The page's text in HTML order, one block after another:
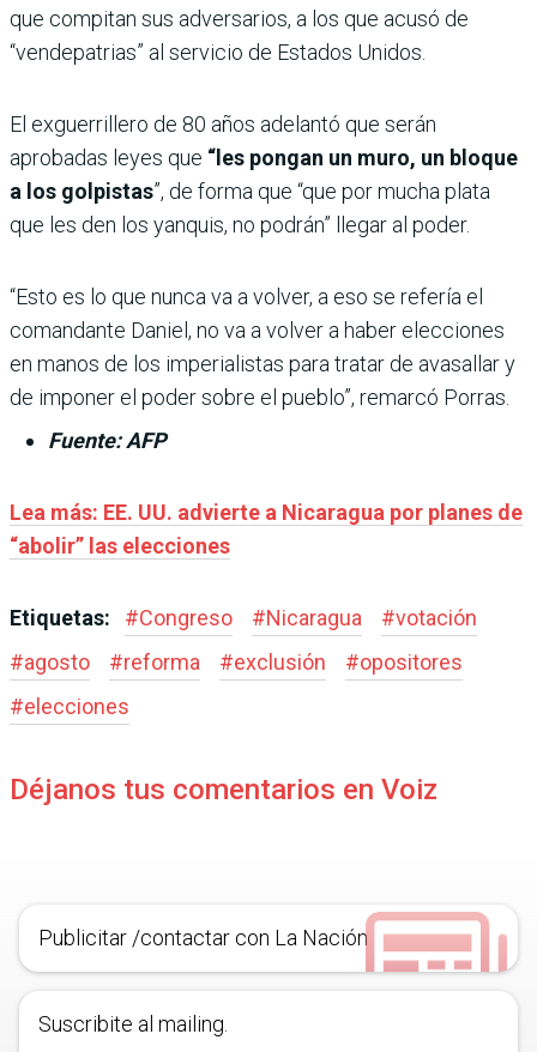
que compitan sus adversarios, a los que acusó de
“vendepatrias” al servicio de Estados Unidos.
El exguerrillero de 80 años adelantó que serán
aprobadas leyes que “les pongan un muro, un bloque
a los golpistas”, de forma que “que por mucha plata
que les den los yanquis, no podrán” llegar al poder.
“Esto es lo que nunca va a volver, a eso se refería el
comandante Daniel, no va a volver a haber elecciones
en manos de los imperialistas para tratar de avasallar y
de imponer el poder sobre el pueblo”, remarcó Porras.
Fuente: AFP
Lea más: EE. UU. advierte a Nicaragua por planes de
“abolir” las elecciones
Etiquetas: #Congreso #Nicaragua #votación
#agosto #reforma #exclusión #opositores
#elecciones
Déjanos tus comentarios en Voiz
Publicitar /contactar con La Nación
Suscribite al mailing.